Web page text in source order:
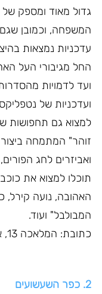
גדול מאוד ומספק
המשפחה, וכמובן
עדכניות נמצאות
החל מגיבורי העל
ועד לדמויות
ועדכניות של
למצוא גם תחפושות
זוהר" המתמחה
ואביזרים לחג
תוכלו למצוא את
האהובה, נועה קירל,
המבולבל" ועוד.
כתובת: המלאכה 13, אור יהודה
2. כפר השעשועים